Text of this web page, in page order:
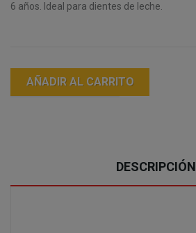
6 años. Ideal para dientes de leche.
AÑADIR AL CARRITO
DESCRIPCIÓN